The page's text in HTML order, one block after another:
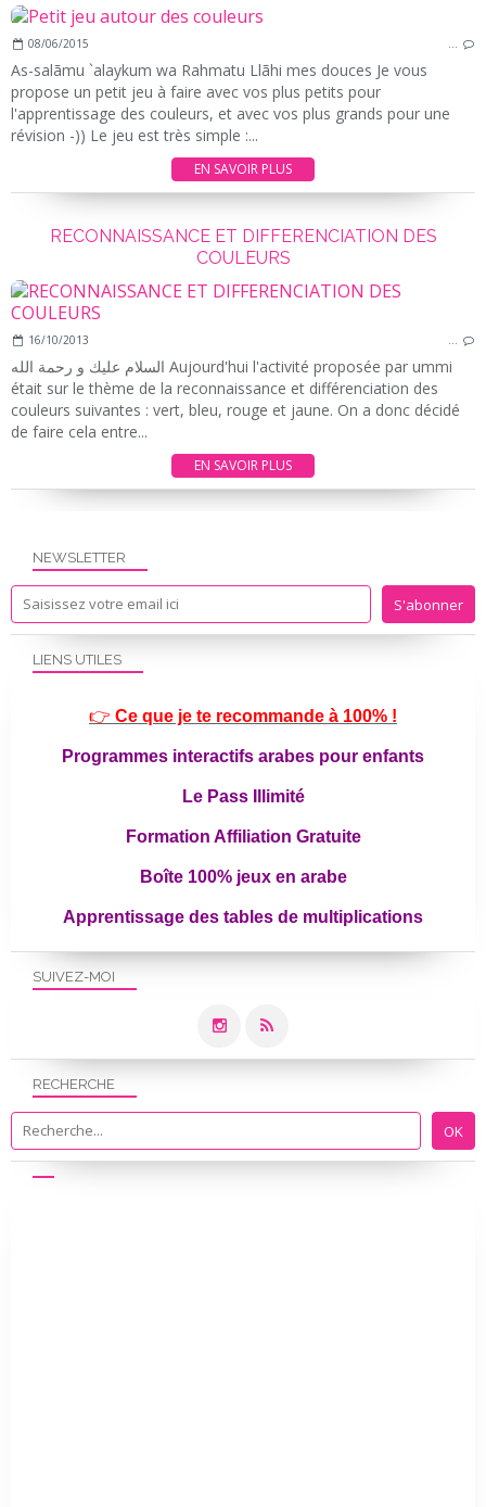
08/06/2015 …
As-salãmu `alaykum wa Rahmatu Llãhi mes douces Je vous
propose un petit jeu à faire avec vos plus petits pour
l'apprentissage des couleurs, et avec vos plus grands pour une
révision -)) Le jeu est très simple :...
EN SAVOIR PLUS
RECONNAISSANCE ET DIFFERENCIATION DES
COULEURS
16/10/2013 …
السلام عليك و رحمة الله Aujourd'hui l'activité proposée par ummi
était sur le thème de la reconnaissance et différenciation des
couleurs suivantes : vert, bleu, rouge et jaune. On a donc décidé
de faire cela entre...
EN SAVOIR PLUS
NEWSLETTER
SUIVEZ-MOI
RECHERCHE
LIENS UTILES
👉 Ce que je te recommande à 100% !
Programmes interactifs arabes pour enfants
Le Pass Illimité
Formation Affiliation Gratuite
Boîte 100% jeux en arabe
Apprentissage des tables de multiplications